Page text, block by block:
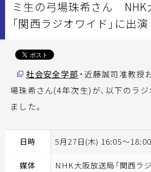
ミ生の弓場珠希さん NHK
「関西ラジオワイド」に出演
社会安全学部 ・近藤誠司准教授
場珠希さん(4年次生)が、以下のラ
ました。
日時 5月27日(木) 16:05〜18:00
媒体 NHK大阪放送局「関西ラ